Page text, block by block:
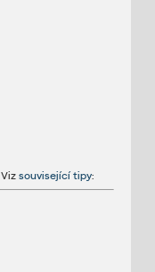
Vizsouvisející tipy: